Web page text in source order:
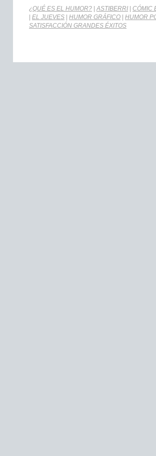
¿QUÉ ES EL HUMOR? |ASTIBERRI CÓMIC
EL JUEVES HUMOR GRÁFICO HUMOR
SATISFACCIÓN GRANDES ÉXITOS